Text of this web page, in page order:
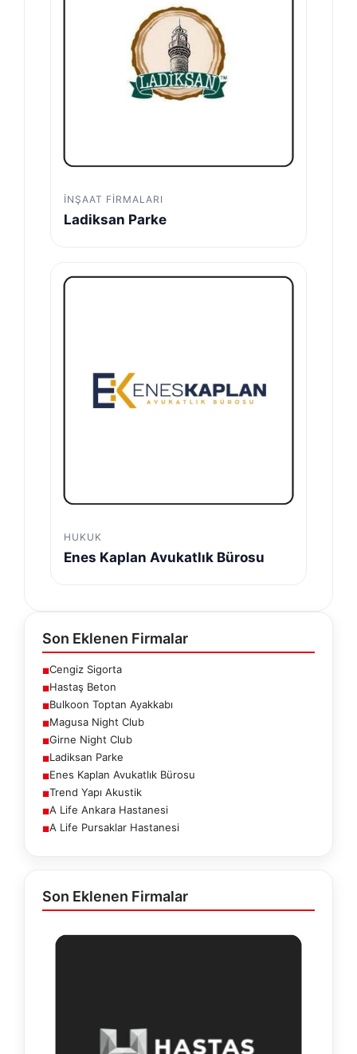
İNŞAAT FIRMALARI
Ladiksan Parke
HUKUK
Enes Kaplan Avukatlık Bürosu
Son Eklenen Firmalar
■Cengiz Sigorta
■Hastaş Beton
■Bulkoon Toptan Ayakkabı
■Magusa Night Club
■Girne Night Club
■Ladiksan Parke
■Enes Kaplan Avukatlık Bürosu
■Trend Yapı Akustik
■A Life Ankara Hastanesi
■A Life Pursaklar Hastanesi
Son Eklenen Firmalar